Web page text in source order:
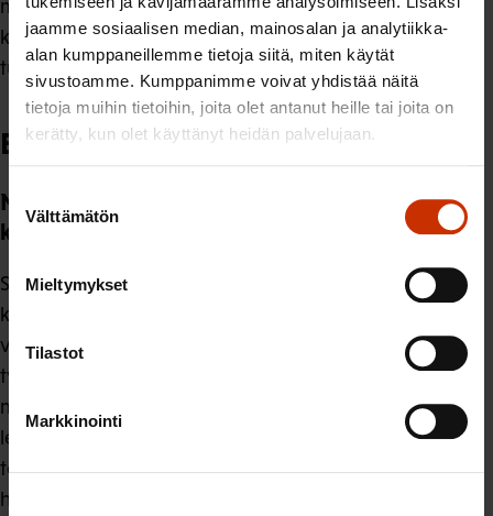
jaamme sosiaalisen median, mainosalan ja analytiikka-
alan kumppaneillemme tietoja siitä, miten käytät
sivustoamme. Kumppanimme voivat yhdistää näitä
tietoja muihin tietoihin, joita olet antanut heille tai joita on
kerätty, kun olet käyttänyt heidän palvelujaan.
Suostumuksen
valinta
Välttämätön
Mieltymykset
Tilastot
Markkinointi
maahanmuuttajien yleistukea, mutta jos se tehdään,
kielitaidon osoittaminen maksuttomalla YKI-tutkinnolla
tulee olla mahdollista.
Esityksen vaikutukset ja perustelut
Näkemyksenne esityksen vaikutuksista
kotoutumisen kannusteisiin
SAK pitää kotoutumista tärkeänä. Hyvin toteutettuna
kotoutuminen ja kotimaisten kielten oppiminen
varmistaa maahanmuuttajan Suomeen kiinnittymisen ja
työmarkkinoille pääsyn, joten siihen tulee kannustaa
maahanmuuttajia. Maahanmuuttajan toimeentulon
leikkaaminen ei kuitenkaan ole oikeudenmukainen
toimi. Toimeentulon ongelmat ja niukkuus yhdistettynä
heikkoihin perustaitoihin, puutteelliseen kielitaitoon ja